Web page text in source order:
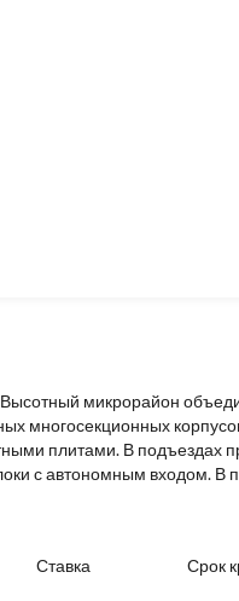
микрорайон
многосекционных
плитами. В
с автономным входом.
Ставка Срок